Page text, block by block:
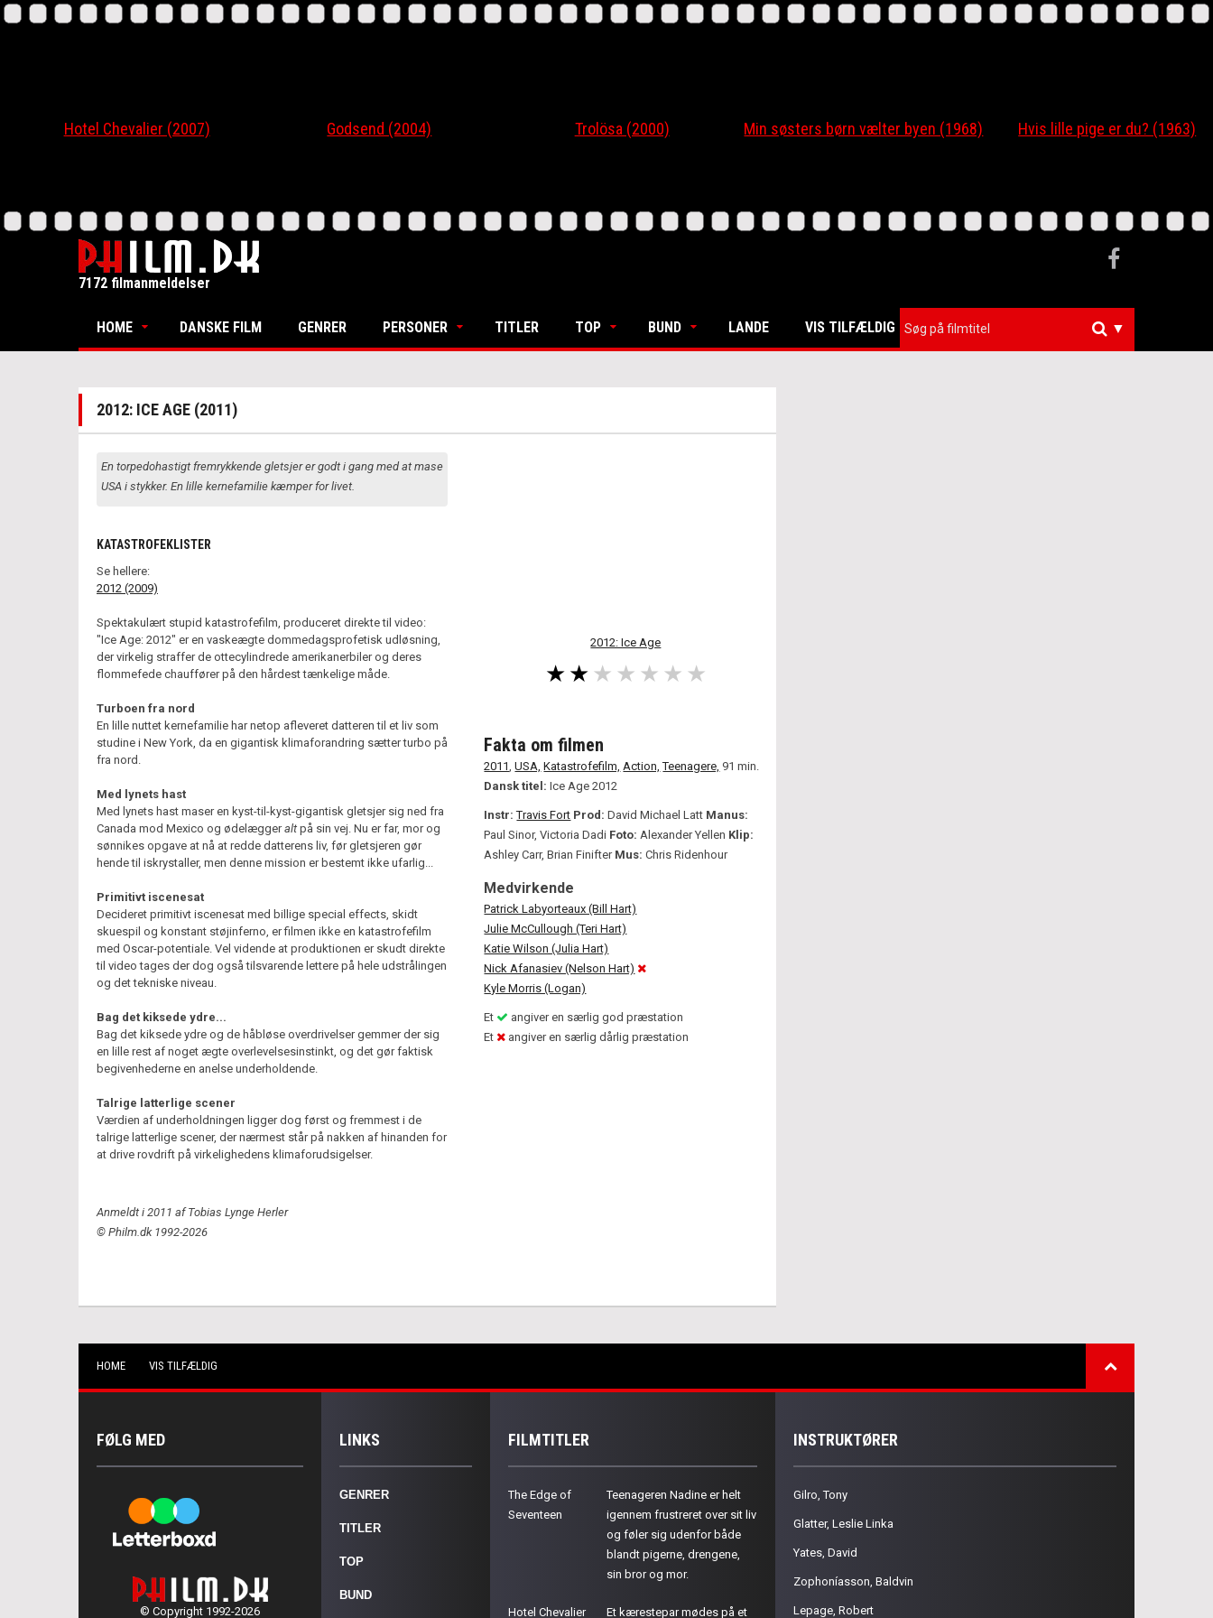
Hotel Chevalier (2007) Godsend (2004) Trolösa (2000) Min søsters børn vælter byen (1968) Hvis lille pige er du? (1963)
7172 filmanmeldelser
HOME DANSKE FILM GENRER PERSONER TITLER TOP BUND LANDE VIS TILFÆLDIG ▼
2012: ICE AGE (2011)
2012: Ice Age
En torpedohastigt fremrykkende gletsjer er godt i gang med at mase
USA i stykker. En lille kernefamilie kæmper for livet.
KATASTROFEKLISTER
Se hellere:
2012 (2009)
Spektakulært stupid katastrofefilm, produceret direkte til video:
"Ice Age: 2012" er en vaskeægte dommedagsprofetisk udløsning,
der virkelig straffer de ottecylindrede amerikanerbiler og deres
flommefede chauffører på den hårdest tænkelige måde.
Turboen fra nord
En lille nuttet kernefamilie har netop afleveret datteren til et liv som
studine i New York, da en gigantisk klimaforandring sætter turbo på
fra nord.
Med lynets hast
Med lynets hast maser en kyst-til-kyst-gigantisk gletsjer sig ned fra
Canada mod Mexico og ødelæggeralt på sin vej. Nu er far, mor og
sønnikes opgave at nå at redde datterens liv, før gletsjeren gør
hende til iskrystaller, men denne mission er bestemt ikke ufarlig...
Primitivt iscenesat
Decideret primitivt iscenesat med billige special effects, skidt
skuespil og konstant støjinferno, er filmen ikke en katastrofefilm
med Oscar-potentiale. Vel vidende at produktionen er skudt direkte
til video tages der dog også tilsvarende lettere på hele udstrålingen
og det tekniske niveau.
Bag det kiksede ydre...
Bag det kiksede ydre og de håbløse overdrivelser gemmer der sig
en lille rest af noget ægte overlevelsesinstinkt, og det gør faktisk
begivenhederne en anelse underholdende.
Talrige latterlige scener
Værdien af underholdningen ligger dog først og fremmest i de
talrige latterlige scener, der nærmest står på nakken af hinanden for
at drive rovdrift på virkelighedens klimaforudsigelser.
Anmeldt i 2011 af Tobias Lynge Herler
© Philm.dk 1992-2026
Fakta om filmen
2011,USA, Katastrofefilm, Action, Teenagere, 91 min.
Dansk titel:Ice Age 2012
Instr: Travis Fort Prod: David Michael Latt Manus:
Paul Sinor, Victoria Dadi Foto: Alexander Yellen Klip:
Ashley Carr, Brian Finifter Mus: Chris Ridenhour
Medvirkende
Patrick Labyorteaux (Bill Hart)
Julie McCullough (Teri Hart)
Katie Wilson (Julia Hart)
Nick Afanasiev (Nelson Hart)
Kyle Morris (Logan)
Et
angiver en særlig god præstation
Et
angiver en særlig dårlig præstation
HOME VIS TILFÆLDIG
FØLG MED
© Copyright 1992-2026
LINKS
GENRER
TITLER
TOP
BUND
FILMTITLER
The Edge of
Seventeen
Teenageren Nadine er helt
igennem frustreret over sit liv
og føler sig udenfor både
blandt pigerne, drengene,
sin bror og mor.
Hotel Chevalier Et kærestepar mødes på et
INSTRUKTØRER
Gilro, Tony
Glatter, Leslie Linka
Yates, David
Zophoníasson, Baldvin
Lepage, Robert